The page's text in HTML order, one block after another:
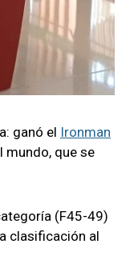
ganó el Ironman
mundo, que se
(F45-49)
clasificación al